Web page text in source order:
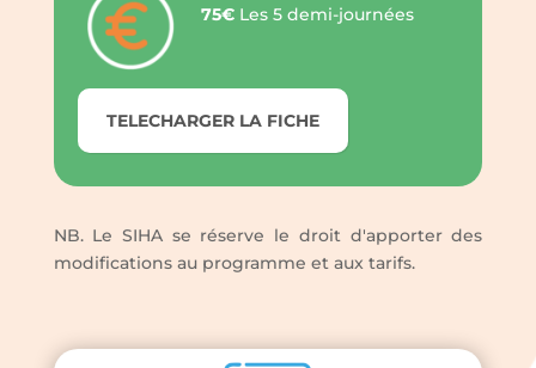
75€Les 5 demi-journées
TELECHARGER LA FICHE
NB. Le SIHA se réserve le droit d'apporter des
modifications au programme et aux tarifs.